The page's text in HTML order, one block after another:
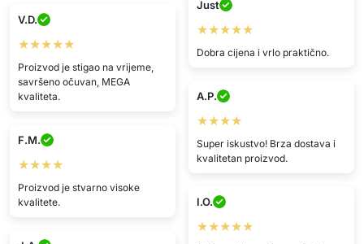
Just
★★★★★
Dobra cijena i vrlo praktično.
V.D.
★★★★★
Proizvod je stigao na vrijeme,
savršeno očuvan, MEGA
kvaliteta.
A.P.
★★★★
Super iskustvo! Brza dostava i
kvalitetan proizvod.
F.M.
★★★★
Proizvod je stvarno visoke
kvalitete.
I.O.
★★★★★